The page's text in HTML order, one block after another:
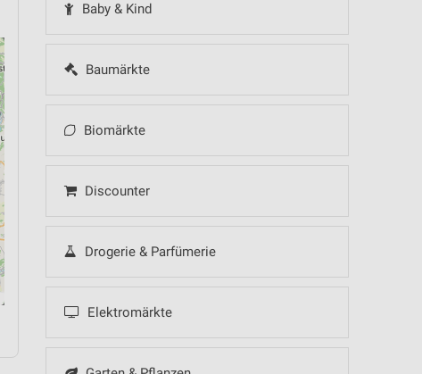
Baby & Kind
Baumärkte
Biomärkte
Discounter
Drogerie & Parfümerie
Elektromärkte